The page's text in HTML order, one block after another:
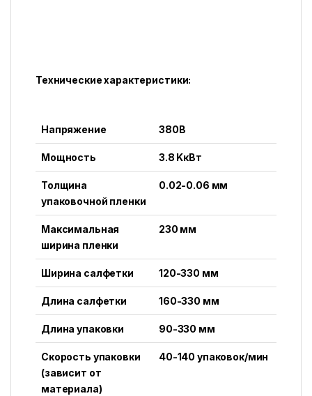
Технические характеристики:
Напряжение 380В
Мощность 3.8 KкВт
Толщина
упаковочной пленки
0.02-0.06 мм
Максимальная
ширина пленки
230 мм
Ширина салфетки 120-330 мм
Длина салфетки 160-330 мм
Длина упаковки 90-330 мм
Скорость упаковки
(зависит от
материала)
40-140 упаковок/мин